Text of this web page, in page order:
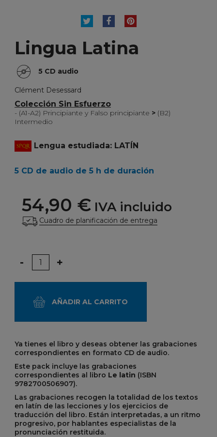
TUITEARCOMPARTIR
PINTEREST
Lingua Latina
5 CD audio
Clément Desessard
Colección Sin Esfuerzo
- (A1-A2) Principiante y Falso principiante > (B2)
Intermedio
Lengua estudiada: LATÍN
5 CD de audio de 5 h de duración
54,90 € IVA incluido
Cuadro de planificación de entrega
Cantidad
- +
AÑADIR AL CARRITO
Ya tienes el libro y deseas obtener las grabaciones
correspondientes en formato CD de audio.
Este pack incluye las grabaciones
correspondientes al libro Le latin (ISBN
9782700506907).
Las grabaciones recogen la totalidad de los textos
en latín de las lecciones y los ejercicios de
traducción del libro. Están interpretadas, a un ritmo
progresivo, por hablantes especialistas de la
pronunciación restituida.